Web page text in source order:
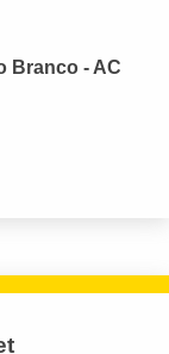
Branco - AC